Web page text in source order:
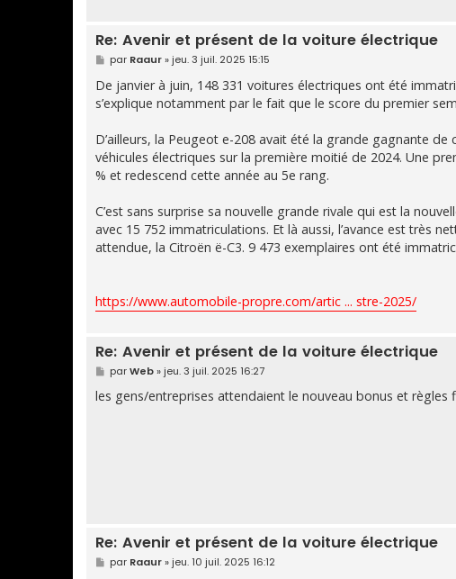
Re: Avenir et présent de la voiture électrique
M
e
s
s
a
par Raaur» jeu. 3 juil. 2025 15:15
De janvier à juin, 148 331 voitures électriques ont été
s’explique notamment par le fait que le score du premier
D’ailleurs, la Peugeot e-208 avait été la grande gagnante
véhicules électriques sur la première moitié de 2024. Une
% et redescend cette année au 5e rang.
C’est sans surprise sa nouvelle grande rivale qui est la
avec 15 752 immatriculations. Et là aussi, l’avance est très
attendue, la Citroën ë-C3. 9 473 exemplaires ont été
https://www.automobile-propre.com/artic ... stre-2025/
Re: Avenir et présent de la voiture électrique
M
e
s
s
parWeb» jeu. 3 juil. 2025 16:27
les gens/entreprises attendaient le nouveau bonus et règles
Re: Avenir et présent de la voiture électrique
M
e
par Raaur» jeu. 10 juil. 2025 16:12